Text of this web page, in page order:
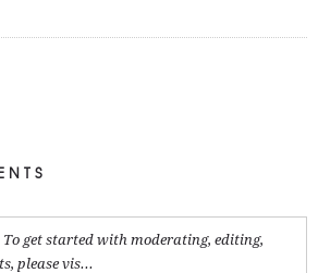
get started with moderating, editing,
please vis...